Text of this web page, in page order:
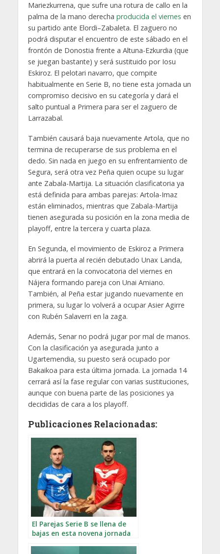
Mariezkurrena, que sufre una rotura de callo en la
palma de la mano derecha producida el viernes en
su partido ante Elordi–Zabaleta. El zaguero no
podrá disputar el encuentro de este sábado en el
frontón de Donostia frente a Altuna-Ezkurdia (que
se juegan bastante) y será sustituido por Iosu
Eskiroz. El pelotari navarro, que compite
habitualmente en Serie B, no tiene esta jornada un
compromiso decisivo en su categoría y dará el
salto puntual a Primera para ser el zaguero de
Larrazabal.
También causará baja nuevamente Artola, que no
termina de recuperarse de sus problema en el
dedo. Sin nada en juego en su enfrentamiento de
Segura, será otra vez Peña quien ocupe su lugar
ante Zabala-Martija. La situación clasificatoria ya
está definida para ambas parejas: Artola-Imaz
están eliminados, mientras que Zabala-Martija
tienen asegurada su posición en la zona media de
playoff, entre la tercera y cuarta plaza.
En Segunda, el movimiento de Eskiroz a Primera
abrirá la puerta al recién debutado Unax Landa,
que entrará en la convocatoria del viernes en
Nájera formando pareja con Unai Amiano.
También, al Peña estar jugando nuevamente en
primera, su lugar lo volverá a ocupar Asier Agirre
con Rubén Salaverri en la zaga.
Además, Senar no podrá jugar por mal de manos.
Con la clasificación ya asegurada junto a
Ugartemendia, su puesto será ocupado por
Bakaikoa para esta última jornada. La jornada 14
cerrará así la fase regular con varias sustituciones,
aunque con buena parte de las posiciones ya
decididas de cara a los playoff.
Publicaciones Relacionadas:
El Parejas Serie B se llena de
bajas en esta novena jornada